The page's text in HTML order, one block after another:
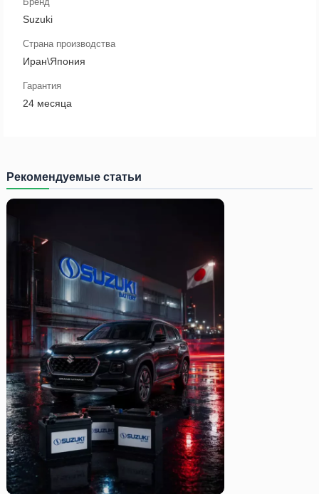
Бренд
Suzuki
Страна производства
Иран\Япония
Гарантия
24 месяца
Рекомендуемые статьи